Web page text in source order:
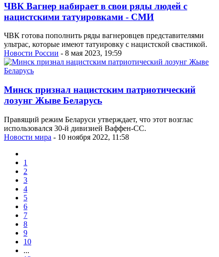
ЧВК Вагнер набирает в свои ряды людей с
нацистскими татуировками - СМИ
ЧВК готова пополнить ряды вагнеровцев представителями
ультрас, которые имеют татуировку с нацистской свастикой.
Новости России - 8 мая 2023, 19:59
Минск признал нацистским патриотический
лозунг Жыве Беларусь
Правящий режим Беларуси утверждает, что этот возглас
использовался 30-й дивизией Ваффен-СС.
Новости мира - 10 ноября 2022, 11:58
1
2
3
4
5
6
7
8
9
10
...